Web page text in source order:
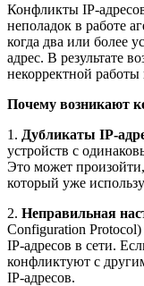
Конфликты IP-
неполадок в работе
когда два или более
адрес. В результате
некорректной
Почему возникают
1. Дубликаты IP-
устройств с
Это может
который уже
2. Неправильная
Configuration Protocol)
IP-адресов в сети.
конфликтуют с
IP-адресов.